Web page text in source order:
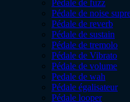
Pédale de fuzz
Pédale de noise
Pédale de reverb
Pédale de sustain
Pédale de tremolo
Pédale de Vibrato
Pédale de volume
Pedale de wah
Pédale égalisateur
Pédale looper